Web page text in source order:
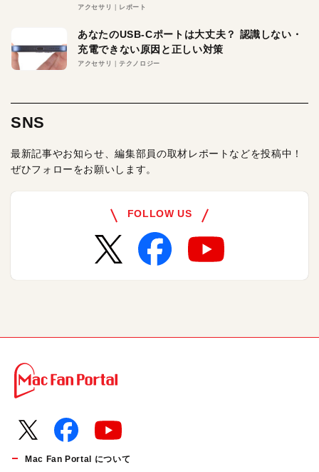
アクセサリ レポート
あなたのUSB-Cポートは大丈夫？ 認識しない・
充電できない原因と正しい対策
アクセサリ テクノロジー
SNS
最新記事やお知らせ、編集部員の取材レポートなどを投稿中！
ぜひフォローをお願いします。
FOLLOW US
Mac Fan Portal について